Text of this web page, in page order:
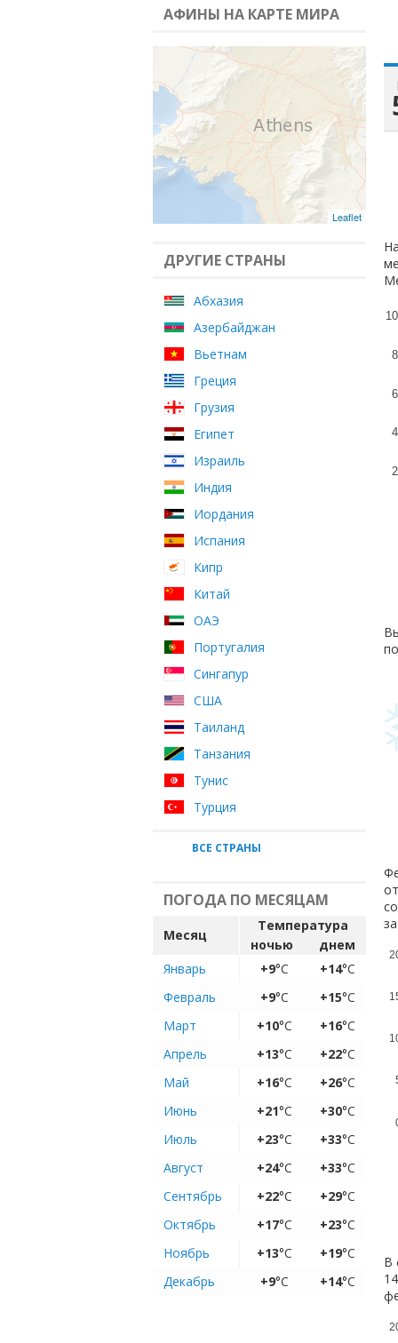
АФИНЫ НА КАРТЕ МИРА
Leaflet
ДРУГИЕ СТРАНЫ
Абхазия
Азербайджан
Вьетнам
Греция
Грузия
Египет
Израиль
Индия
Иордания
Испания
Кипр
Китай
ОАЭ
Португалия
Сингапур
США
Таиланд
Танзания
Тунис
Турция
ВСЕ СТРАНЫ
ПОГОДА ПО МЕСЯЦАМ
Месяц
Температура
ночью
днем
Январь
+9°C +14°C
Февраль
+9°C +15°C
Март
+10°C +16°C
Апрель
+13°C +22°C
Май
+16°C +26°C
Июнь
+21°C +30°C
Июль
+23°C +33°C
Август
+24°C +33°C
Сентябрь
+22°C +29°C
Октябрь
+17°C +23°C
Ноябрь
+13°C +19°C
Декабрь
+9°C +14°C
В